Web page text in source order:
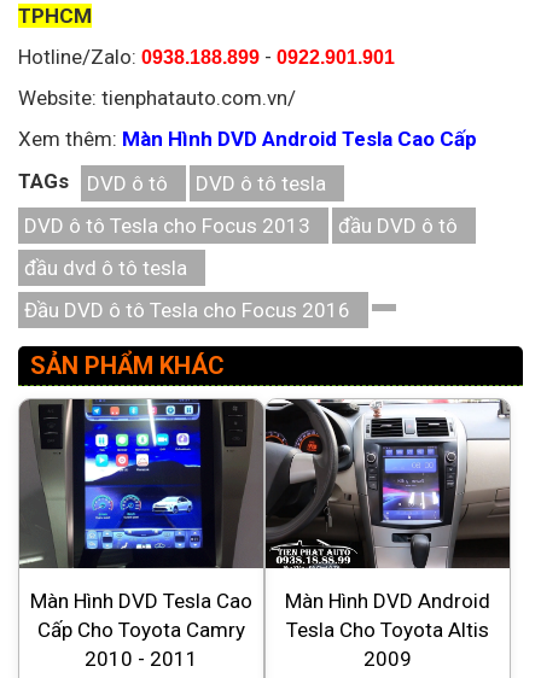
TPHCM
Hotline/Zalo: 0938.188.899 - 0922.901.901
Website: tienphatauto.com.vn/
Xem thêm: Màn Hình DVD Android Tesla Cao Cấp
TAGs
DVD ô tô
DVD ô tô tesla
DVD ô tô Tesla cho Focus 2013
đầu DVD ô tô
đầu dvd ô tô tesla
Đầu DVD ô tô Tesla cho Focus 2016
SẢN PHẨM KHÁC
Màn Hình DVD Tesla Cao
Cấp Cho Toyota Camry
2010 - 2011
Màn Hình DVD Android
Tesla Cho Toyota Altis
2009